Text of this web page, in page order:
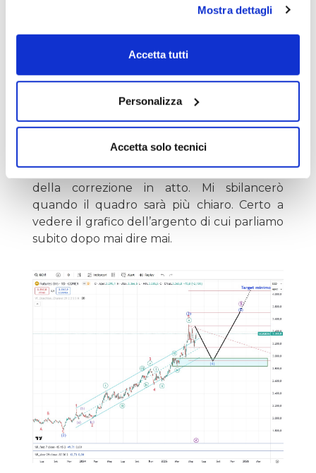
Mostra dettagli
Accetta tutti
Personalizza
Accetta solo tecnici
almeno del 38,2% dell’intera onda (3). Finora
invece l’oro si è limitato a correggere il 38,2%
della sola onda 5 di (3) e quindi una
prezzi hanno ripreso a salire in maniera
abbastanza ripida tanto da far pensare che
vogliano andare subito al test del
toco i target che ho impostato per la
correzione e non etichetto ancora le onde
della correzione in atto. Mi sbilancerò
quando il quadro sarà più chiaro. Certo a
vedere il grafico dell’argento di cui parliamo
subito dopo mai dire mai.